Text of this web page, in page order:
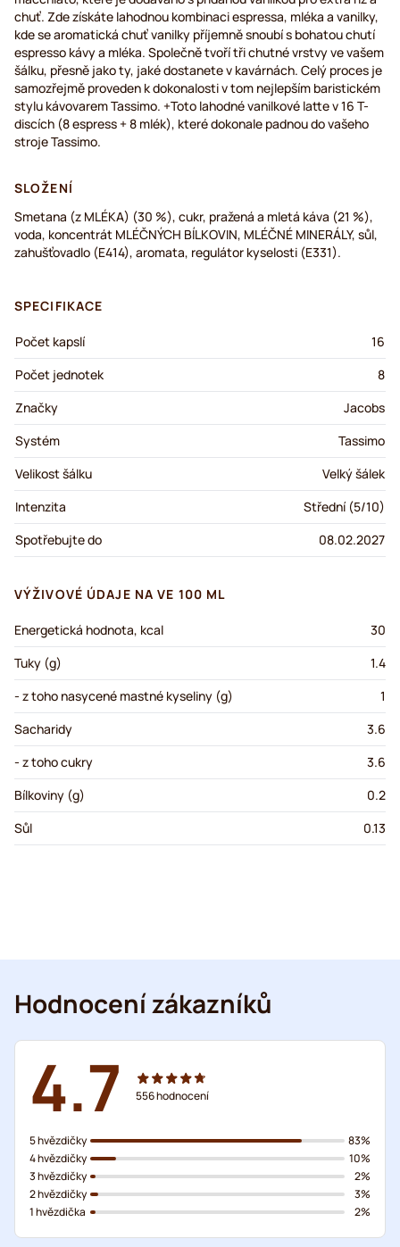
chuť. Zde získáte lahodnou kombinaci espressa, mléka a vanilky,
kde se aromatická chuť vanilky příjemně snoubí s bohatou chutí
espresso kávy a mléka. Společně tvoří tři chutné vrstvy ve vašem
šálku, přesně jako ty, jaké dostanete v kavárnách. Celý proces je
samozřejmě proveden k dokonalosti v tom nejlepším baristickém
stylu kávovarem Tassimo. +Toto lahodné vanilkové latte v 16 T-
discích (8 espress + 8 mlék), které dokonale padnou do vašeho
stroje Tassimo.
SLOŽENÍ
Smetana (z MLÉKA) (30 %), cukr, pražená a mletá káva (21 %),
voda, koncentrát MLÉČNÝCH BÍLKOVIN, MLÉČNÉ MINERÁLY, sůl,
zahušťovadlo (E414), aromata, regulátor kyselosti (E331).
SPECIFIKACE
Počet kapslí
16
Počet jednotek
8
Značky
Jacobs
Systém
Tassimo
Velikost šálku
Velký šálek
Intenzita
Střední (5/10)
Spotřebujte do
08.02.2027
VÝŽIVOVÉ ÚDAJE NA VE 100 ML
Energetická hodnota, kcal
30
Tuky (g)
1.4
- z toho nasycené mastné kyseliny (g)
1
Sacharidy
3.6
- z toho cukry
3.6
Bílkoviny (g)
0.2
Sůl
0.13
Hodnocení zákazníků
4.7 556hodnocení
5 hvězdičky
4 hvězdičky
3 hvězdičky
2 hvězdičky
1 hvězdička
83%
10%
2%
3%
2%